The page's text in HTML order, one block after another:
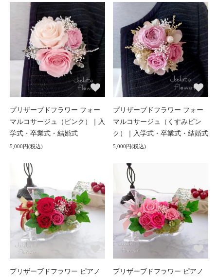
プリザーブドフラワー フォー
マルコサージュ（ピンク）｜入
学式・卒業式・結婚式
5,000円(税込)
プリザーブドフラワー フォー
マルコサージュ（くすみピン
ク）｜入学式・卒業式・結婚式
5,000円(税込)
プリザーブドフラワー ピアノ
プリザーブドフラワー ピアノ